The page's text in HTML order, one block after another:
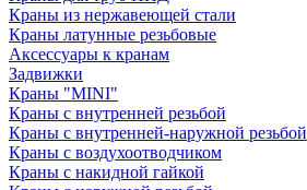
Краны из нержавеющей стали
Краны латунные резьбовые
Аксессуары к кранам
Задвижки
Краны "MINI"
Краны с внутренней резьбой
Краны с внутренней-наружной резьбой
Краны с воздухоотводчиком
Краны с накидной гайкой